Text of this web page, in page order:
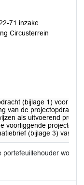
71 inzake
Circusterrein
(bijlage 1) voor de
van de projectopdracht
als uitvoerend
voorliggende
(bijlage 3)
portefeuillehouder wordt